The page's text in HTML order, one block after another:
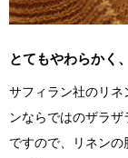
とてもやわらかく
サフィラン社のリ
ンならではのザラザ
ですので、リネン